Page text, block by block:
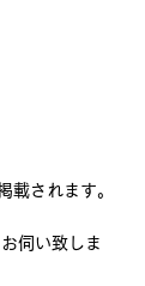
載されます。
伺い致しま